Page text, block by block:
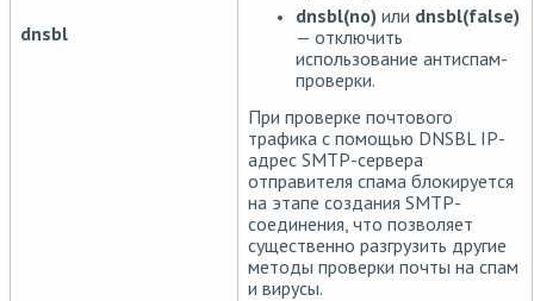
dnsbl
dnsbl(no) или dnsbl(false)
— отключить
использование антиспам-
проверки.
При проверке почтового
трафика с помощью DNSBL IP-
адрес SMTP-сервера
отправителя спама блокируется
на этапе создания SMTP-
соединения, что позволяет
существенно разгрузить другие
методы проверки почты на спам
и вирусы.